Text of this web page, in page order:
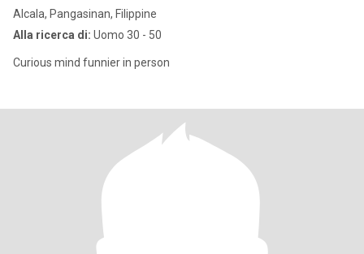
Alcala, Pangasinan, Filippine
Alla ricerca di: Uomo 30 - 50
Curious mind funnier in person